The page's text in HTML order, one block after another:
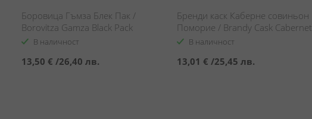
Боровица Гъмза Блек Пак /
Borovitza Gamza Black Pack
В наличност
13,50 € /26,40 лв.
Бренди каск Каберне совиньон
Поморие / Brandy Cask Cabernet
Sauvignon Pomorie
В наличност
13,01 € /25,45 лв.